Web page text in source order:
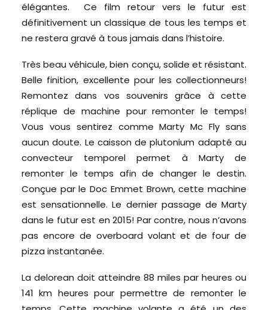
élégantes. Ce film retour vers le futur est
définitivement un classique de tous les temps et
ne restera gravé à tous jamais dans l’histoire.
Très beau véhicule, bien conçu, solide et résistant.
Belle finition, excellente pour les collectionneurs!
Remontez dans vos souvenirs grâce à cette
réplique de machine pour remonter le temps!
Vous vous sentirez comme Marty Mc Fly sans
aucun doute. Le caisson de plutonium adapté au
convecteur temporel permet à Marty de
remonter le temps afin de changer le destin.
Conçue par le Doc Emmet Brown, cette machine
est sensationnelle. Le dernier passage de Marty
dans le futur est en 2015! Par contre, nous n’avons
pas encore de overboard volant et de four de
pizza instantanée.
La delorean doit atteindre 88 miles par heures ou
141 km heures pour permettre de remonter le